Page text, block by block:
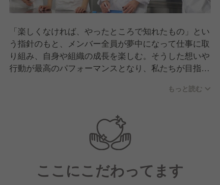
「楽しくなければ、やったところで知れたもの」とい
う指針のもと、メンバー全員が夢中になって仕事に取
り組み、自身や組織の成長を楽しむ。そうした想いや
行動が最高のパフォーマンスとなり、私たちが目指す
ィング事業に力を入れながらも、新規事業への参入、
する存在であり続けるための体制作りが整った今、
新たな事業は様々な領域で加速しています。
ディアーズ・ブレインの近未来予想図を描くのは、メ
ンバー自身であり、「自ら経営する」気持ちを持つこ
とを常に求めています。これはキッチンキャストも同
様です。自ら物事を考え動かしていきたいと考える人
もっと読む
ここにこだわってます